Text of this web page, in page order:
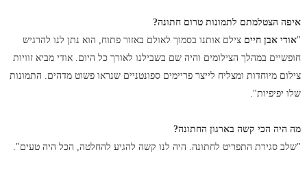
איפה הצטלמתם לתמונות טרום חתונה?
"אודי אבן חיים צילם אותנו בסמוך לאולם באזור פתוח, הוא נתן לנו להרגיש
חופשיים במהלך הצילומים והיה שם בשבילנו לאורך כל היום. אודי מביא זוויות
צילום מיוחדות ומצליח לייצר פריימים ספונטניים שנראו פשוט מדהים. התמונות
שלו יפיפיות".
מה היה הכי קשה בארגון החתונה?
"שלב סגירת התפריט לחתונה. היה לנו קשה להגיע להחלטה, הכל היה טעים".